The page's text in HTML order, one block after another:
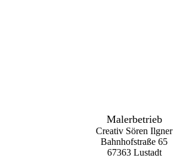
Malerbetrieb
Creativ Sören Ilgner
Bahnhofstraße 65
67363 Lustadt